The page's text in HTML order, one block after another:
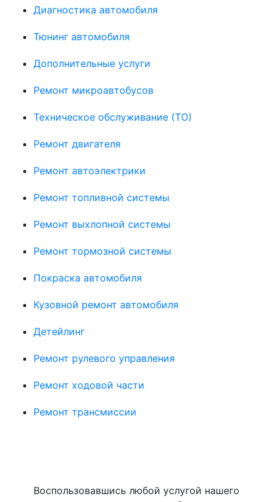
Диагностика автомобиля
Тюнинг автомобиля
Дополнительные услуги
Ремонт микроавтобусов
Техническое обслуживание (ТО)
Ремонт двигателя
Ремонт автоэлектрики
Ремонт топливной системы
Ремонт выхлопной системы
Ремонт тормозной системы
Покраска автомобиля
Кузовной ремонт автомобиля
Детейлинг
Ремонт рулевого управления
Ремонт ходовой части
Ремонт трансмиссии
Воспользовавшись любой услугой нашего